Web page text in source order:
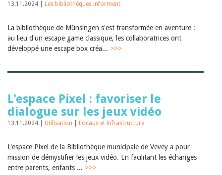
13.11.2024 | Les bibliothèques informent
La bibliothèque de Münsingen s'est transformée en aventure :
au lieu d'un escape game classique, les collaboratrices ont
développé une escape box créa... >>>
L'espace Pixel : favoriser le
dialogue sur les jeux vidéo
13.11.2024 | Utilisation Locaux et infrastructure
L'espace Pixel de la Bibliothèque municipale de Vevey a pour
mission de démystifier les jeux vidéo. En facilitant les échanges
entre parents, enfants ... >>>